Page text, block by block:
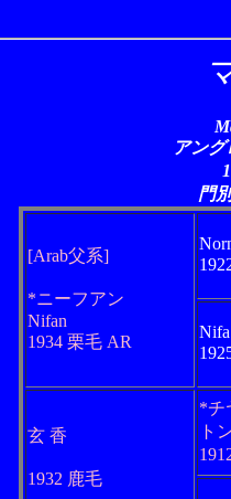
アング
門
[Arab父系]
*ニーフアン
Nifan
1934 栗毛 AR
Nifa
玄 香
1932 鹿毛
*チ
ト